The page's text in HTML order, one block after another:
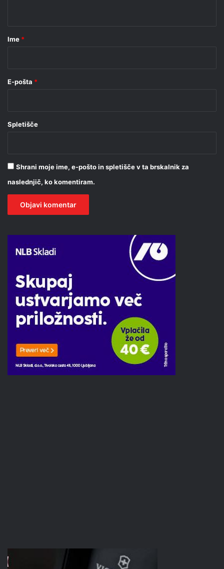
rIme *
E-pošta *
Spletišče
Shrani moje ime, e-pošto in spletišče v ta brskalnik za
naslednjič, ko komentiram.